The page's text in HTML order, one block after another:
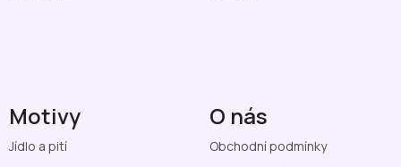
Motivy
Jídlo a pití
O nás
Obchodní podmínky